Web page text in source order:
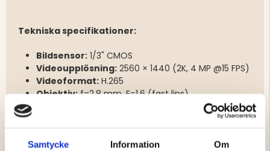
Samtycke Information Om
Tekniska specifikationer:
Bildsensor: 1/3" CMOS
Videoupplösning: 2560 × 1440 (2K, 4 MP @15 FPS)
Videoformat: H.265
Objektiv:f=2,8 mm, F=1,6 (fast lins)
95° horisontellt / 57° vertikalt / 115°
Räckvidd nattseende:upp till 10 meter